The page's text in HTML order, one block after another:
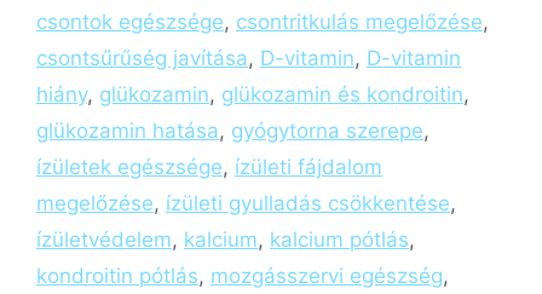
csontok egészsége, csontritkulás megelőzése,
csontsűrűség javítása, D-vitamin, D-vitamin
hiány, glükozamin, glükozamin és kondroitin,
glükozamin hatása, gyógytorna szerepe,
ízületek egészsége, ízületi fájdalom
megelőzése, ízületi gyulladás csökkentése,
ízületvédelem, kalcium, kalcium pótlás,
kondroitin pótlás, mozgásszervi egészség,